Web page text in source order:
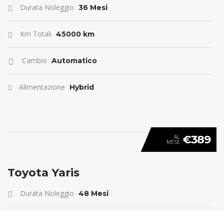
Durata Noleggio 36 Mesi
Km Totali 45000 km
Cambio Automatico
Alimentazione Hybrid
ANTICIPO 0
AL
MESE €389
Toyota Yaris
Durata Noleggio 48 Mesi